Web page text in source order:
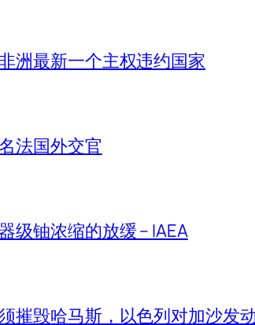
洲最新一个主权违约国家
法国外交官
级铀浓缩的放缓 – IAEA
摧毁哈马斯，以色列对加沙发